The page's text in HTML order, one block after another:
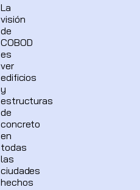
La
visión
de
COBOD
es
ver
edificios
y
estructuras
de
concreto
en
todas
las
ciudades
hechos